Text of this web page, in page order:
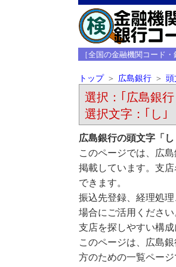
［全国の金融機関コード
トップ 広島銀行 頭
選択：｢広島銀
選択文字：｢し
広島銀行の頭文字「
このページでは、広
掲載しています。支
できます。
振込先登録、経理処
場合にご活用くださ
支店を探しやすい構成
このページは、広島
方のための一覧ペー